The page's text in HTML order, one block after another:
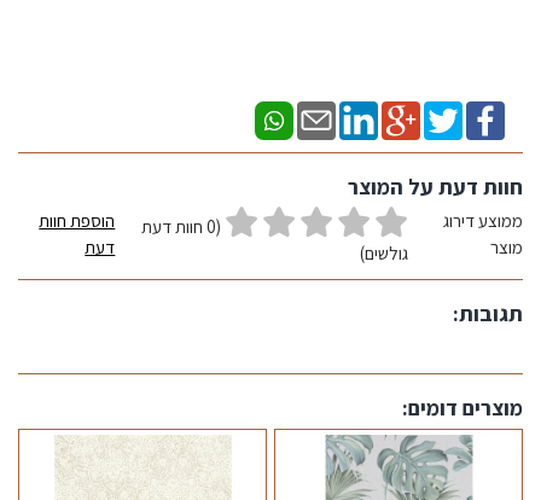
חוות דעת על המוצר
ממוצע דירוג
מוצר
(0 חוות דעת
גולשים)
הוספת חוות
דעת
תגובות:
מוצרים דומים: